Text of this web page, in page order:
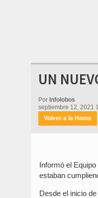
UN
Por Infolobos
septiembre 12, 2021
Volver a la Home
Informó el
estaban
Desde el inicio